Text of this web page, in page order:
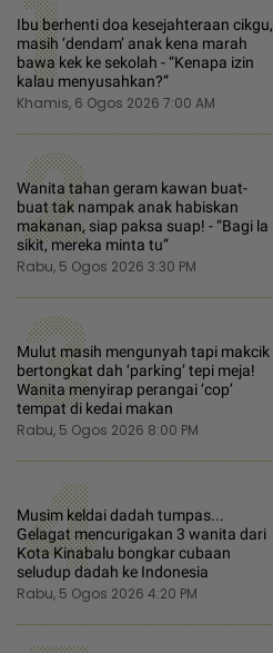
1
Ibu berhenti doa kesejahteraan cikgu,
masih ‘dendam’ anak kena marah
bawa kek ke sekolah - “Kenapa izin
kalau menyusahkan?”
Khamis, 6 Ogos 2026 7:00 AM
2
Wanita tahan geram kawan buat-
buat tak nampak anak habiskan
makanan, siap paksa suap! - “Bagi la
sikit, mereka minta tu”
Rabu, 5 Ogos 2026 3:30 PM
3
Mulut masih mengunyah tapi makcik
bertongkat dah ‘parking’ tepi meja!
Wanita menyirap perangai ‘cop’
tempat di kedai makan
Rabu, 5 Ogos 2026 8:00 PM
4
Musim keldai dadah tumpas...
Gelagat mencurigakan 3 wanita dari
Kota Kinabalu bongkar cubaan
seludup dadah ke Indonesia
Rabu, 5 Ogos 2026 4:20 PM